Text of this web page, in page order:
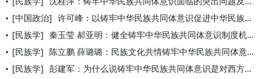
[中国政治] 许可峰：以铸牢中华民族共同体意识促进中华民族伟大复兴——理论
[民族学] 秦玉莹 郝亚明：健全铸牢中华民族共同体意识制度机制的五个基本
[民族学] 陈立鹏 薛璐璐：民族文化共情铸牢中华民族共同体意识的机理探析
[民族学] 彭建军：为什么说铸牢中华民族共同体意识是对西方民族理论的全面